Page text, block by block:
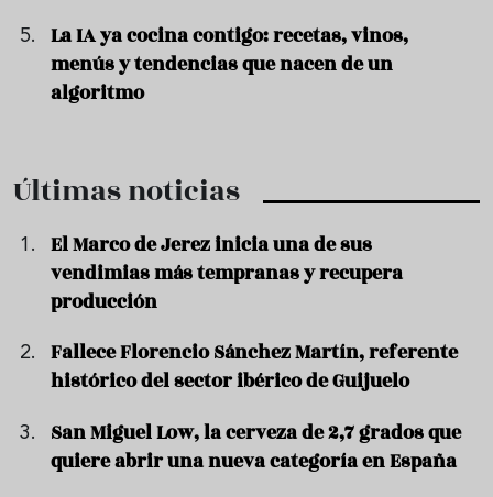
La IA ya cocina contigo: recetas, vinos,
menús y tendencias que nacen de un
algoritmo
Últimas noticias
El Marco de Jerez inicia una de sus
vendimias más tempranas y recupera
producción
Fallece Florencio Sánchez Martín, referente
histórico del sector ibérico de Guijuelo
San Miguel Low, la cerveza de 2,7 grados que
quiere abrir una nueva categoría en España